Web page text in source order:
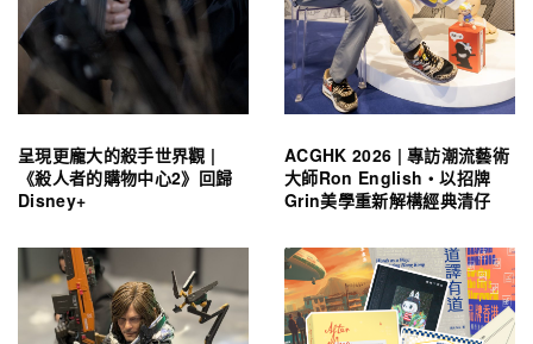
呈現更龐大的殺手世界觀 |
《殺人者的購物中心2》回歸
Disney+
ACGHK 2026 | 專訪潮流藝術
大師Ron English・以招牌
Grin美學重新解構經典清仔